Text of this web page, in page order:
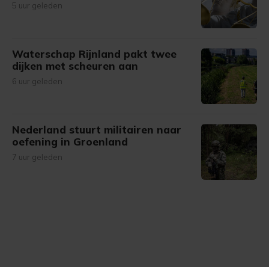
5 uur geleden
Waterschap Rijnland pakt twee
dijken met scheuren aan
6 uur geleden
Nederland stuurt militairen naar
oefening in Groenland
7 uur geleden